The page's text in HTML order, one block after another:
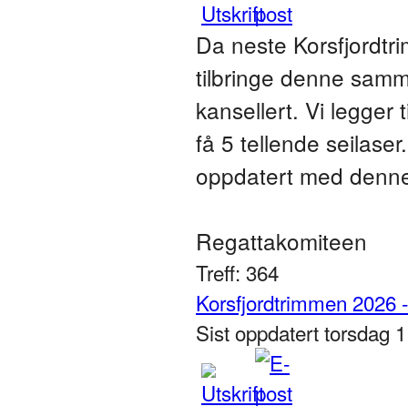
Da neste
tilbringe denne
kansellert. Vi legger
få 5 tellende
oppdatert med
Regattakomiteen
Treff: 364
Korsfjordtrimmen 2026
Sist oppdatert torsdag